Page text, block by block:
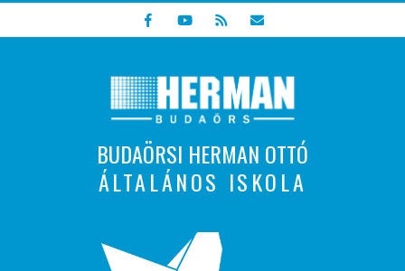
to
BUDAÖRSI HERMAN OTTÓ
ÁLTALÁNOS ISKOLA
Indulunk! Hamarosan újraindul oldalunk!